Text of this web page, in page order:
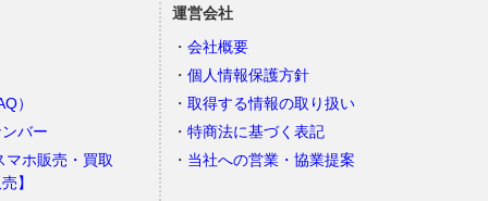
）
バー
マホ販売・買取
】
運営会社
会社概要
個人情報保護方針
取得する情報の取り扱い
特商法に基づく表記
当社への営業・協業提案